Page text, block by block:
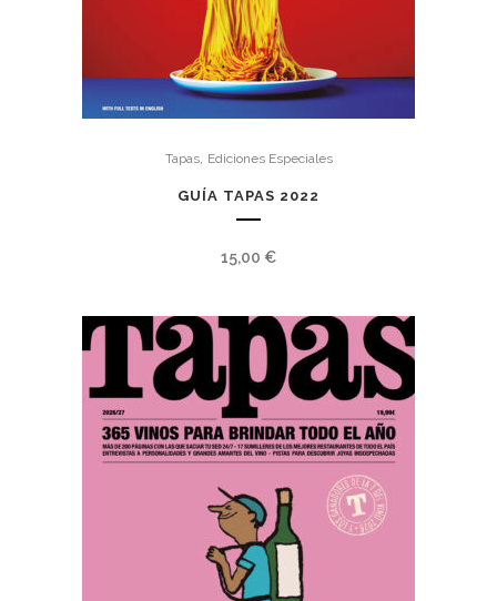
Tapas, Ediciones Especiales
GUÍA TAPAS 2022
15,00 €